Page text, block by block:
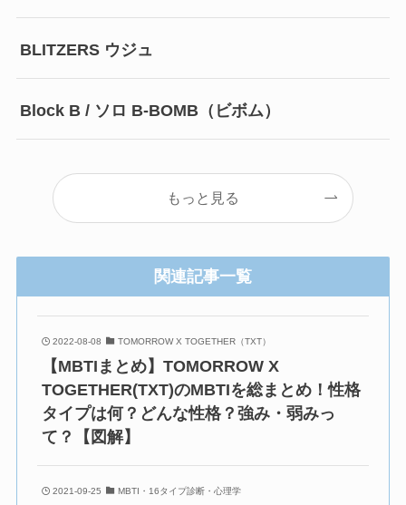
BLITZERS ウジュ
Block B / ソロ B-BOMB（ビボム）
もっと見る
関連記事一覧
2022-08-08 TOMORROW X TOGETHER（TXT）
【MBTIまとめ】TOMORROW X
TOGETHER(TXT)のMBTIを総まとめ！性格
タイプは何？どんな性格？強み・弱みっ
て？【図解】
2021-09-25 MBTI・16タイプ診断・心理学